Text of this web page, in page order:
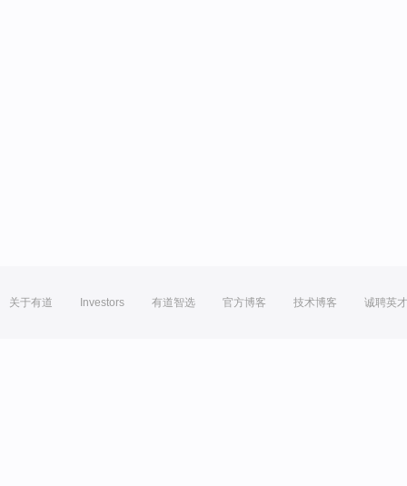
关于有道 Investors 有道智选 官方博客 技术博客 诚聘英才